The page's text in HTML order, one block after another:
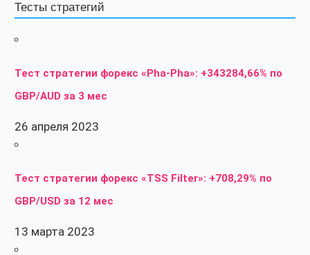
Тесты стратегий
Тест стратегии форекс «Pha-Pha»: +343284,66% по
GBP/AUD за 3 мес
26 апреля 2023
Тест стратегии форекс «TSS Filter»: +708,29% по
GBP/USD за 12 мес
13 марта 2023